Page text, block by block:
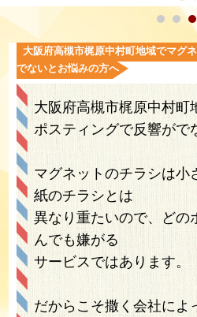
大阪府高槻市梶原中村町地域でマグ
でないとお悩みの方へ
大阪府高槻市梶原中村町
ポスティングで反響がで
マグネットのチラシは小
紙のチラシとは
異なり重たいので、どの
んでも嫌がる
サービスではあります。
だからこそ撒く会社によ